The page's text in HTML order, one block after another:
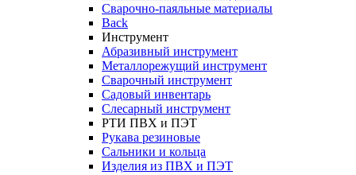
Сварочно-паяльные материалы
Back
Инструмент
Абразивный инструмент
Металлорежущий инструмент
Сварочный инструмент
Садовый инвентарь
Слесарный инструмент
РТИ ПВХ и ПЭТ
Рукава резиновые
Сальники и кольца
Изделия из ПВХ и ПЭТ